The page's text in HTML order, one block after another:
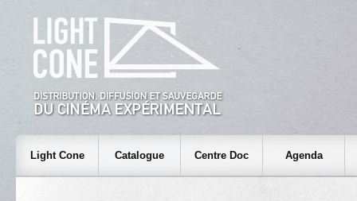
Light Cone Catalogue Centre Doc Agenda